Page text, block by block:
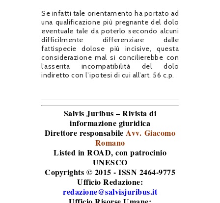
Se infatti tale orientamento ha portato ad
una qualificazione più pregnante del dolo
eventuale tale da poterlo secondo alcuni
difficilmente differenziare dalle
fattispecie dolose più incisive, questa
considerazione mal si concilierebbe con
l’asserita incompatibilità del dolo
indiretto con l’ipotesi di cui all’art. 56 c.p.
Salvis Juribus – Rivista di
informazione giuridica
Direttore responsabileAvv. Giacomo
Romano
Listed in ROAD, con patrocinio
UNESCO
Copyrights © 2015 - ISSN 2464-9775
Ufficio Redazione:
redazione@salvisjuribus.it